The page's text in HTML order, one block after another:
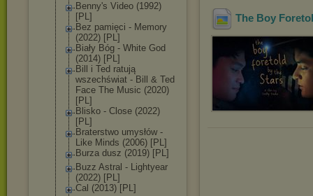
Benny's Video (1992)
[PL]
Bez pamięci - Memory
(2022) [PL]
Biały Bóg - White God
(2014) [PL]
Bill i Ted ratują
wszechświat - Bill & Ted
Face The Music (2020)
[PL]
Blisko - Close (2022)
[PL]
Braterstwo umysłów -
Like Minds (2006) [PL]
Burza dusz (2019) [PL]
Buzz Astral - Lightyear
(2022) [PL]
Cal (2013) [PL]
The Boy